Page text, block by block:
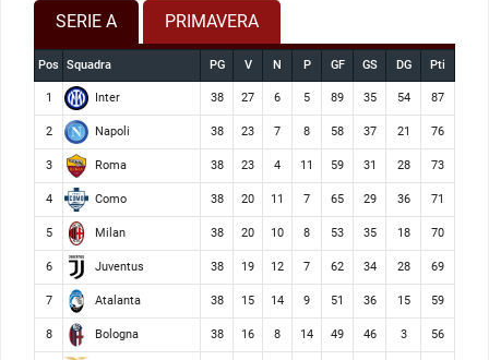
SERIE A PRIMAVERA
Pos Squadra PG V N P GF GS DG Pti
1 Inter 38 27 6 5 89 35 54 87
2 Napoli 38 23 7 8 58 37 21 76
3 Roma 38 23 4 11 59 31 28 73
4 Como 38 20 11 7 65 29 36 71
5 Milan 38 20 10 8 53 35 18 70
6 Juventus 38 19 12 7 62 34 28 69
7 Atalanta 38 15 14 9 51 36 15 59
8 Bologna 38 16 8 14 49 46 3 56